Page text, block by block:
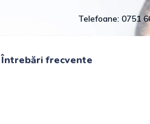
Telefoane: 0751
Întrebări frecvente